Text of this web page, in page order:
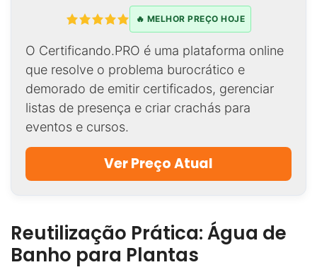
🔥 MELHOR PREÇO HOJE
O Certificando.PRO é uma plataforma online
que resolve o problema burocrático e
demorado de emitir certificados, gerenciar
listas de presença e criar crachás para
eventos e cursos.
Ver Preço Atual
Reutilização Prática: Água de
Banho para Plantas